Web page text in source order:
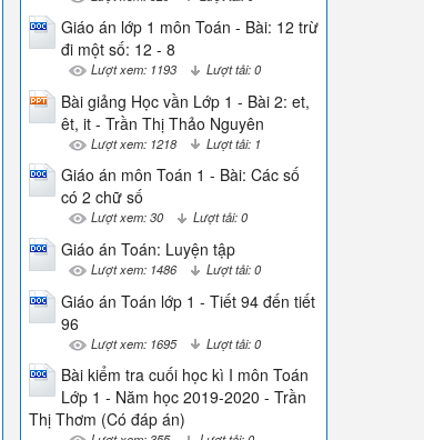
Giáo án lớp 1 môn Toán - Bài: 12 trừ
đi một số: 12 - 8
Lượt xem: 1193 Lượt tải: 0
Bài giảng Học vần Lớp 1 - Bài 2: et,
êt, it - Trần Thị Thảo Nguyên
Lượt xem: 1218 Lượt tải: 1
Giáo án môn Toán 1 - Bài: Các số
có 2 chữ số
Lượt xem: 30 Lượt tải: 0
Giáo án Toán: Luyện tập
Lượt xem: 1486 Lượt tải: 0
Giáo án Toán lớp 1 - Tiết 94 đến tiết
96
Lượt xem: 1695 Lượt tải: 0
Bài kiểm tra cuối học kì I môn Toán
Lớp 1 - Năm học 2019-2020 - Trần
Thị Thơm (Có đáp án)